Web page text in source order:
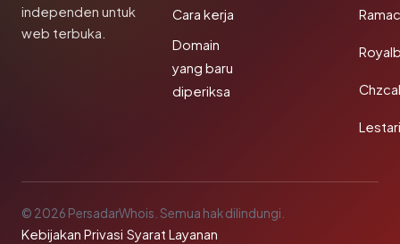
independen untuk
web terbuka.
Cara kerja
Domain
yang baru
diperiksa
© 2026 PersadarWhois. Semua hak dilindungi.
Kebijakan Privasi·Syarat Layanan